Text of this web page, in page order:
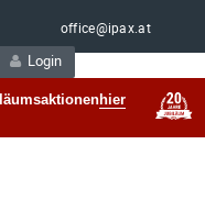
office@ipax.at
Login
hier